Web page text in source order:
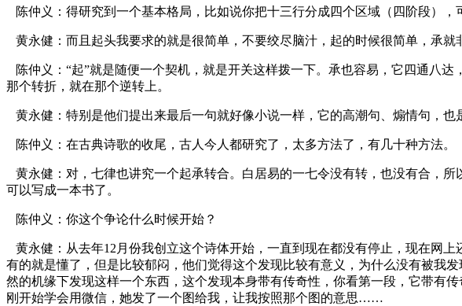
陈仲义：得研究到一个基本格局，比如说你把十三行分成四个区域（四阶段）
黄永健：而且起头我要求的就是很简单，不要绞尽脑汁，起的时候很简单，承就
陈仲义：“起”就是随便一个契机，就是开关这样拨一下。承也容易，它四通八
那个转折，就在那个逆转上。
黄永健：特别是他们提出来最后一句就好像小说一样，它的高潮句、煽情句，
陈仲义：在古典诗歌的收尾，古人今人都研究了，太多方法了，有几十种方法。
黄永健：对，七律也讲究一个起承转合。白居易的一七令没有转，也没有合，
可以写成一本书了。
陈仲义：你这个争论什么时候开始？
黄永健：从去年12月份我创立这个诗体开始，一直到现在都没有停止，现在网
有的就是懂了，但是比较郁闷，他们觉得这个发现比较有意义，为什么没有被我
然的机缘下发现这样一个东西，这个发现本身带有传奇性，你看第一段，它带有
刚开始学会用微信，她发了一个图给我，让我按照那个图的意思……